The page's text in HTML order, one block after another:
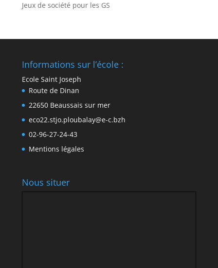
Jeux de société pour les GS
Informations sur l’école :
Ecole Saint Joseph
Route de Dinan
22650 Beaussais sur mer
eco22.stjo.ploubalay@e-c.bzh
02-96-27-24-43
Mentions légales
Nous situer